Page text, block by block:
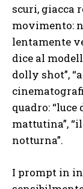
scuri, giacca
movimento:
lentamente
dice al
dolly shot”,
quadro: “luce
mattutina”,
notturna”.
I prompt in